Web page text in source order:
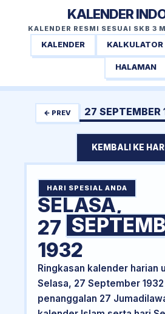
KALENDER
KALENDER RESMI SESUAI SKB 3
KALENDER KALKULATOR
HALAMAN
← PREV 27 SEPTEMBER
KEMBALI KE HARI
HARI SPESIAL ANDA
SELASA,
27
1932
Ringkasan kalender harian
Selasa, 27 September
penanggalan 27